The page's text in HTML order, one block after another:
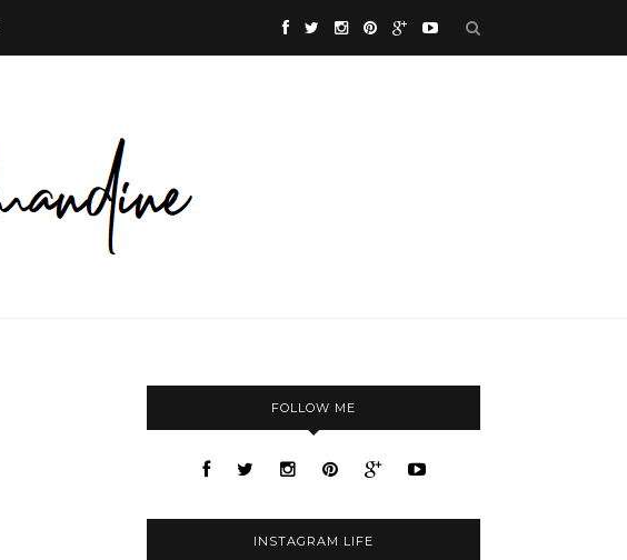
FOLLOW ME
INSTAGRAM LIFE